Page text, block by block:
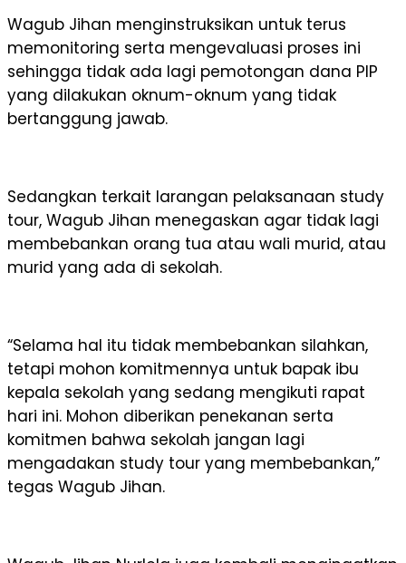
Wagub Jihan menginstruksikan untuk terus
memonitoring serta mengevaluasi proses ini
sehingga tidak ada lagi pemotongan dana PIP
yang dilakukan oknum-oknum yang tidak
bertanggung jawab.
Sedangkan terkait larangan pelaksanaan study
tour, Wagub Jihan menegaskan agar tidak lagi
membebankan orang tua atau wali murid, atau
murid yang ada di sekolah.
“Selama hal itu tidak membebankan silahkan,
tetapi mohon komitmennya untuk bapak ibu
kepala sekolah yang sedang mengikuti rapat
hari ini. Mohon diberikan penekanan serta
komitmen bahwa sekolah jangan lagi
mengadakan study tour yang membebankan,”
tegas Wagub Jihan.